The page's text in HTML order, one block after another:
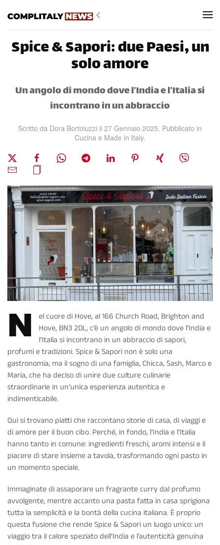
Spice & Sapori: due Paesi, un
solo amore
Un angolo di mondo dove l’India e l’Italia si
incontrano in un abbraccio
Scritto da Dora Bortoluzzi il 27 Gennaio 2025. Pubblicato in
Cucina e Made in Italy.
N
el cuore di Hove, al 166 Church Road, Brighton and
Hove, BN3 2DL, c’è un angolo di mondo dove l’India e
l’Italia si incontrano in un abbraccio di sapori,
profumi e tradizioni. Spice & Sapori non è solo una
gastronomia, ma il sogno di una famiglia, Chicca, Sash, Marco e
Maria, che ha deciso di unire due culture culinarie
straordinarie in un’unica esperienza autentica e
indimenticabile.
Qui si trovano piatti che raccontano storie di casa, di viaggi e
di amore per il buon cibo. Perché, in fondo, l’India e l’Italia
hanno tanto in comune: ingredienti freschi, aromi intensi e il
piacere di stare insieme a tavola, trasformando ogni pasto in
un momento speciale.
Immaginate di assaporare un fragrante curry dal profumo
avvolgente, mentre accanto una pasta fatta in casa sprigiona
tutta la semplicità e la bontà della cucina italiana. È proprio
questa fusione che rende Spice & Sapori un luogo unico: un
viaggio tra il calore speziato dell’India e l’autenticità genuina